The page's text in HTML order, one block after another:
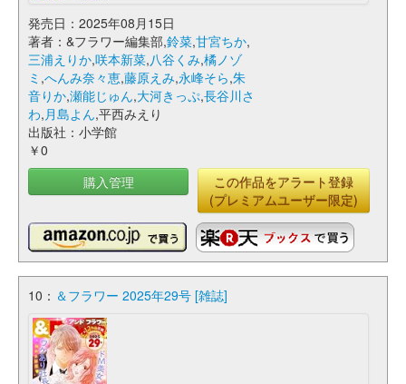
発売日：2025年08月15日
著者：&フラワー編集部,鈴菜,甘宮ちか,
三浦えりか,咲本新菜,八谷くみ,橘ノゾ
ミ ,へんみ奈々恵,藤原えみ,永峰そら,朱
音りか,瀬能じゅん,大河きっぷ,長谷川さ
わ,月島よん,平西みえり
出版社：小学館
￥0
購入管理
この作品をアラート登録
(プレミアムユーザー限定)
10： ＆フラワー 2025年29号 [雑誌]